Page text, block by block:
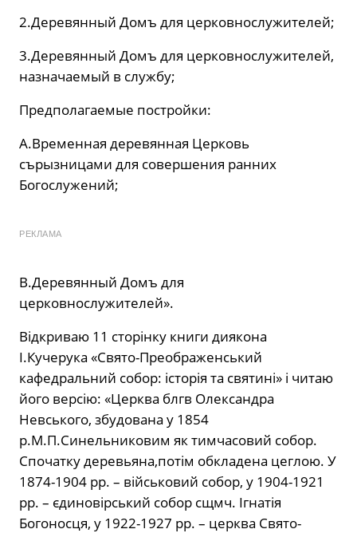
2.Деревянный Домъ для церковнослужителей;
3.Деревянный Домъ для церковнослужителей,
назначаемый в службу;
Предполагаемые постройки:
А.Временная деревянная Церковь
сърызницами для совершения ранних
Богослужений;
РЕКЛАМА
В.Деревянный Домъ для
церковнослужителей».
Відкриваю 11 сторінку книги диякона
І.Кучерука «Свято-Преображенський
кафедральний собор: історія та святині» і читаю
його версію: «Церква блгв Олександра
Невського, збудована у 1854
р.М.П.Синельниковим як тимчасовий собор.
Спочатку деревьяна,потім обкладена цеглою. У
1874-1904 рр. – військовий собор, у 1904-1921
рр. – єдиновірський собор сщмч. Ігнатія
Богоносця, у 1922-1927 рр. – церква Свято-